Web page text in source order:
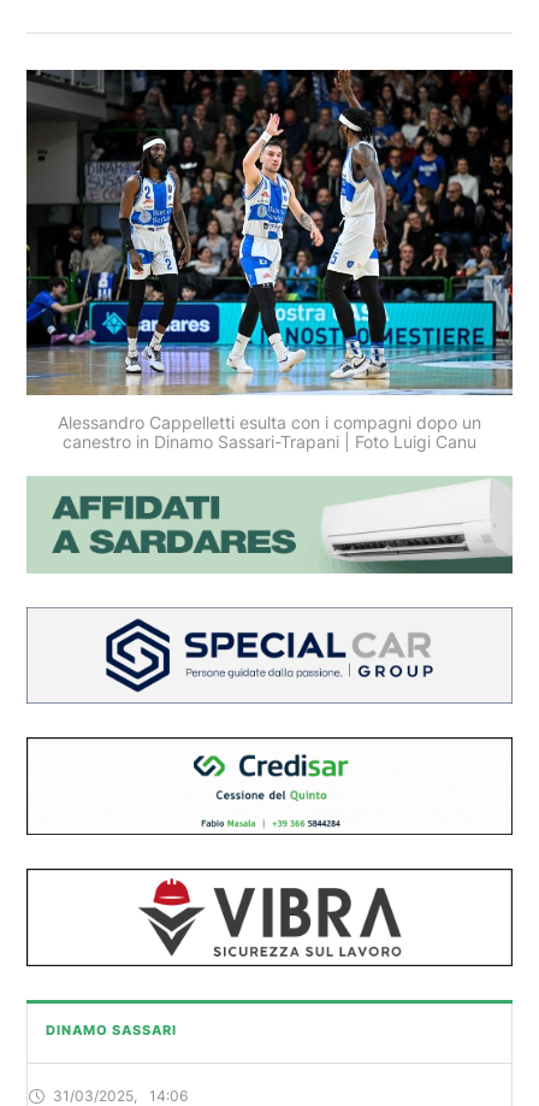
Alessandro Cappelletti esulta con i compagni dopo un
canestro in Dinamo Sassari-Trapani | Foto Luigi Canu
DINAMO SASSARI
31/03/2025 14:06